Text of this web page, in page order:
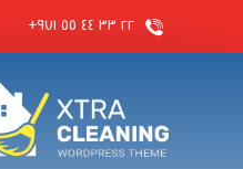
٢٢ ٣٣ ٤٤ ٥٥ ٩٧١+